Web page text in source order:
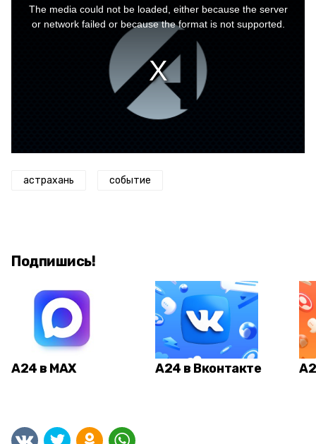
The media could not be loaded, either because the server
or network failed or because the format is not supported.
астрахань событие
Подпишись!
А24 в MAX А24 в Вконтакте